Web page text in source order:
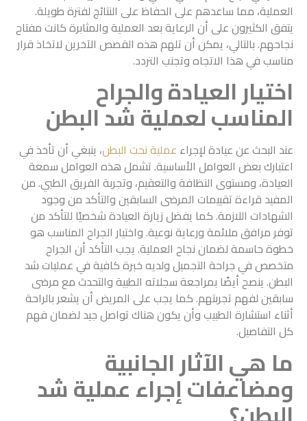
العملية، مما ساعدهم على الحفاظ على النتائج لفترة طويلة.
يتفق الكثيرون على أن الرعاية بعد العملية والمثابرة كانت مفتاح
نجاحهم. بالتالي، يمكن أن تلهم هذه القصص الآخرين لاتخاذ قرار
مناسب في هذا الاتجاه وتجنب التردد.
اختيار العيادة والجراح
المناسب لعملية شد البطن
عند البحث عن عيادة لإجراء عملية نحت البطن، ينبغي أن تأخذ في
اعتبارك بعض العوامل الأساسية. تشمل هذه العوامل سمعة
العيادة، ومستوى النظافة والتعقيم، وتجربة الفريق الطبي. من
المفيد قراءة تقييمات المرضى السابقين والتأكد من وجود
الشهادات اللازمة. كما يفضل زيارة العيادة شخصيًا للتأكد من
توفر مرافق ملائمة ورعاية نوعية. واختيار الجراح المناسب هو
خطوة حاسمة لضمان نجاح العملية. يجب التأكد أن الجراح
متخصص في جراحة التجميل ولديه خبرة كافية في عمليات شد
البطن. ينصح أيضًا بمراجعة سجلاته الطبية والتحدث مع مرضى
سابقين لفهم تجربتهم. كما يجب على المريض أن يشعر بالراحة
أثناء استشارة الطبيب وأن يكون هناك تواصل جيد لضمان فهم
كل التفاصيل.
ما هي الآثار الجانبية
ومضاعفات إجراء عملية شد